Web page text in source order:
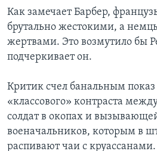
Как замечает Барбер,
брутально жестокими, а
жертвами. Это возмутило бы
подчеркивает он.
Критик счел банальным
«классового» контраста
солдат в окопах и
военачальников, которым в
распивают чаи с круассанами.